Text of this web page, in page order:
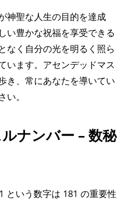
神聖な人生の目的を達成
い豊かな祝福を享受できる
なく自分の光を明るく照ら
います。アセンデッドマス
き、常にあなたを導いてい
。
ナンバー – 数秘
という数字は 181 の重要性